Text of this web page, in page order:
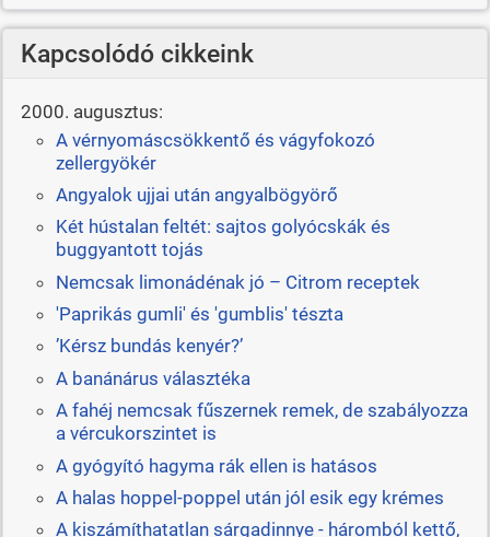
Kapcsolódó cikkeink
2000. augusztus:
A vérnyomáscsökkentő és vágyfokozó
zellergyökér
Angyalok ujjai után angyalbögyörő
Két hústalan feltét: sajtos golyócskák és
buggyantott tojás
Nemcsak limonádénak jó – Citrom receptek
'Paprikás gumli' és 'gumblis' tészta
’Kérsz bundás kenyér?’
A banánárus választéka
A fahéj nemcsak fűszernek remek, de szabályozza
a vércukorszintet is
A gyógyító hagyma rák ellen is hatásos
A halas hoppel-poppel után jól esik egy krémes
A kiszámíthatatlan sárgadinnye - háromból kettő,